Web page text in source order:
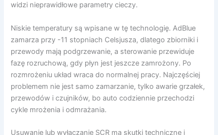
widzi nieprawidłowe parametry cieczy.
Niskie temperatury są wpisane w tę technologię. AdBlue
zamarza przy -11 stopniach Celsjusza, dlatego zbiorniki i
przewody mają podgrzewanie, a sterowanie przewiduje
fazę rozruchową, gdy płyn jest jeszcze zamrożony. Po
rozmrożeniu układ wraca do normalnej pracy. Najczęściej
problemem nie jest samo zamarzanie, tylko awarie grzałek,
przewodów i czujników, bo auto codziennie przechodzi
cykle mrożenia i odmrażania.
Usuwanie lub wyłączanie SCR ma skutki techniczne i